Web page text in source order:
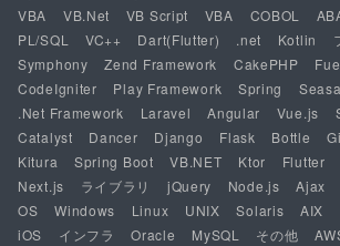
VBA
VB.Net VB Script VBA COBOL
PL/SQL
VC++ Dart(Flutter) .net Kotlin
Symphony
Zend Framework CakePHP
CodeIgniter
Play Framework Spring
.Net Framework
Laravel Angular Vue.js
Catalyst
Dancer Django Flask Bottle
Kitura
Spring Boot VB.NET Ktor Flutter
Next.js
ライブラリ jQuery Node.js Ajax
OS
Windows Linux UNIX Solaris AIX
iOS
インフラ Oracle MySQL その他